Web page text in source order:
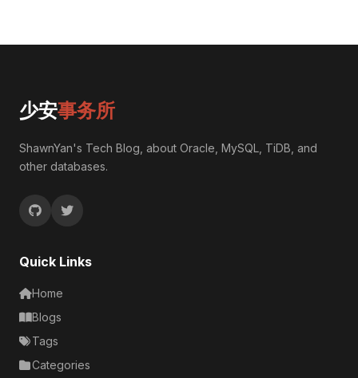
少安事务所
ShawnYan's Tech Blog, about Oracle, MySQL, TiDB, and
other databases.
Quick Links
Home
Blogs
Tags
Categories